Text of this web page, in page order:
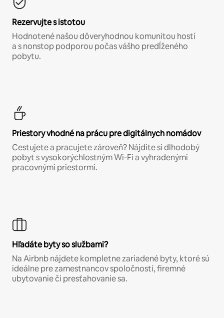
Rezervujte s istotou
Hodnotené našou dôveryhodnou komunitou hostí
a s nonstop podporou počas vášho predĺženého
pobytu.
Priestory vhodné na prácu pre digitálnych nomádov
Cestujete a pracujete zároveň? Nájdite si dlhodobý
pobyt s vysokorýchlostným Wi-Fi a vyhradenými
pracovnými priestormi.
Hľadáte byty so službami?
Na Airbnb nájdete kompletne zariadené byty, ktoré sú
ideálne pre zamestnancov spoločností, firemné
ubytovanie či presťahovanie sa.